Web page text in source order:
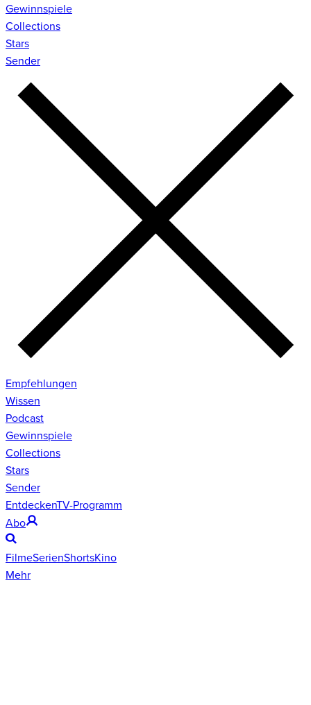
Gewinnspiele
Collections
Stars
Sender
Empfehlungen
Wissen
Podcast
Gewinnspiele
Collections
Stars
Sender
EntdeckenTV-Programm
Abo
FilmeSerienShortsKino
Mehr